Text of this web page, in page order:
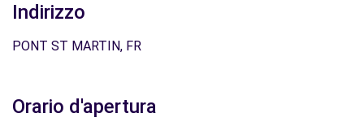
Indirizzo
PONT ST MARTIN, FR
Orario d'apertura